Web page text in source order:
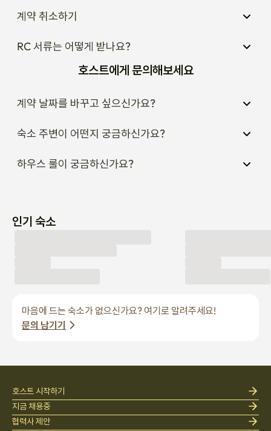
계약 취소하기
RC 서류는 어떻게 받나요?
호스트에게 문의해보세요
계약 날짜를 바꾸고 싶으신가요?
숙소 주변이 어떤지 궁금하신가요?
하우스 룰이 궁금하신가요?
인기 숙소
마음에 드는 숙소가 없으신가요? 여기로 알려주세요!
문의 남기기
호스트 시작하기
지금 채용중
협력사 제안